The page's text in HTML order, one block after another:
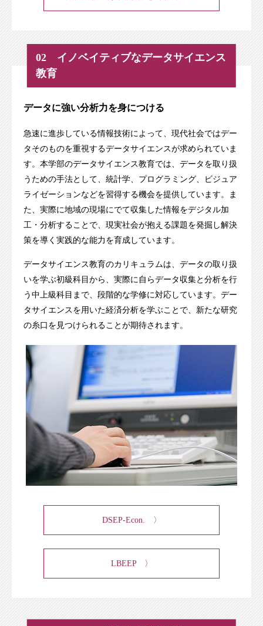
02 イノベイティブなデータサイエンス
教育
データに強い分析力を身につける
急速に進歩している情報技術によって、現代社会ではデー
タそのものを重視するデータサイエンスが求められていま
す。本学部のデータサイエンス教育では、データを取り扱
うための手法として、統計学、プログラミング、ビジュア
ライゼーションなどを習得する機会を提供しています。ま
た、実際に地域の現場にでて収集した情報をデジタル加
工・分析することで、現実社会が抱える課題を発掘し解決
策を導く実践的な能力を育成しています。
データサイエンス教育のカリキュラムは、データの取り扱
いを学ぶ初級科目から、実際に自らデータ収集と分析を行
う中上級科目まで、段階的な学修に対応しています。デー
タサイエンスを用いた経済分析を学ぶことで、新たな研究
の糸口を見つけられることが期待されます。
DSEP-Econ. 〉
LBEEP 〉